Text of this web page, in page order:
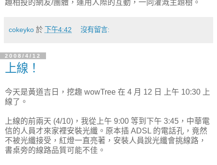
趣相投的網友/團體，運用人際的互動，一同灌溉主題樹。
cokeyko 於 下午4:42 沒有留言:
2008/4/12
上線！
今天是黃道吉日，挖趣 wowTree 在 4 月 12 日 上午 10:30 上
線了。
上線的前兩天 (4/10)，我從上午 9:00 等到下午 3:45，中華電
信的人員才來家裡安裝光纖。原本插 ADSL 的電話孔，竟然
不被光纖接受，紅燈一直亮著，安裝人員說光纖會挑線路，
書桌旁的線路品質可能不佳。